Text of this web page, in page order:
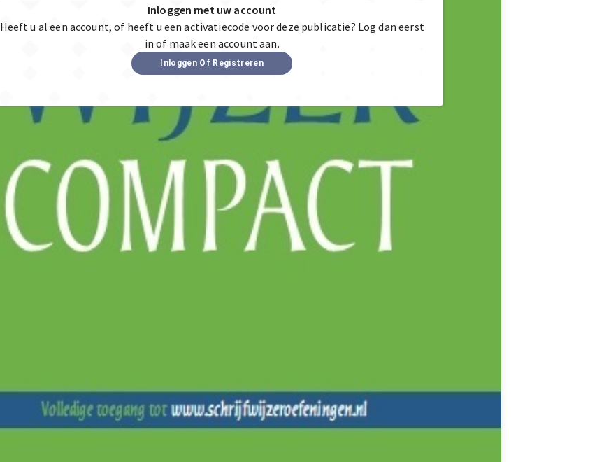
Inloggen met uw account
Heeft u al een account, of heeft u een activatiecode voor deze publicatie? Log dan eerst
in of maak een account aan.
Inloggen Of Registreren